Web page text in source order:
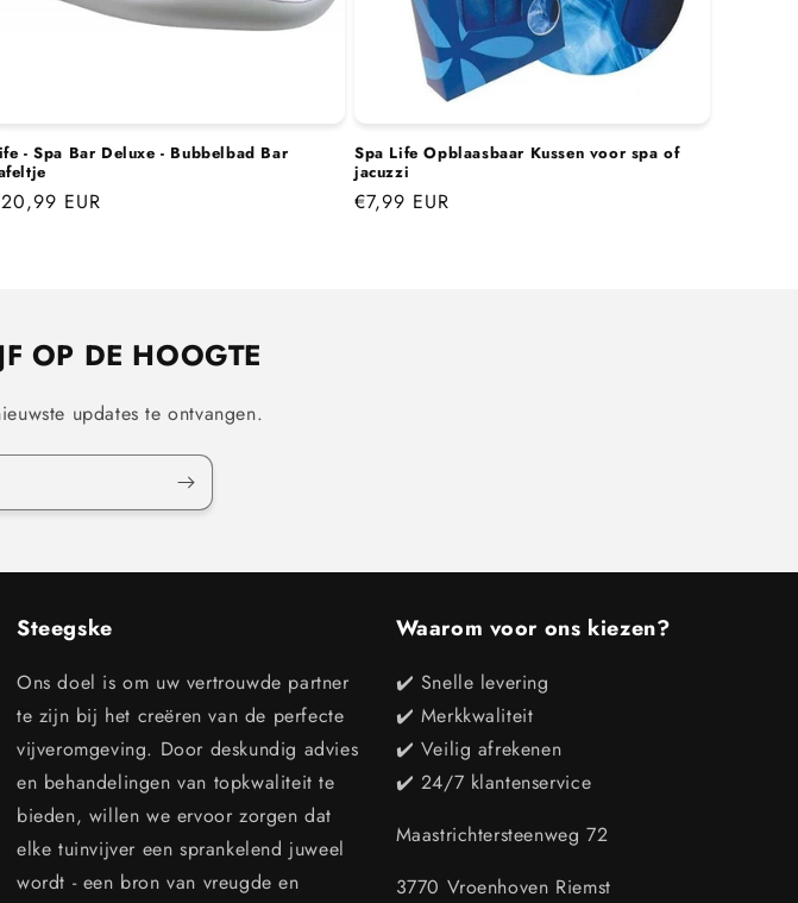
- Spa Bar Deluxe - Bubbelbad Bar
EUR
Spa Life Opblaasbaar Kussen voor spa of
jacuzzi
Normale
€7,99 EUR
OP DE HOOGTE
updates te ontvangen.
Steegske
Ons doel is om uw vertrouwde partner
te zijn bij het creëren van de perfecte
vijveromgeving. Door deskundig advies
en behandelingen van topkwaliteit te
bieden, willen we ervoor zorgen dat
elke tuinvijver een sprankelend juweel
wordt - een bron van vreugde en
Waarom voor ons kiezen?
✔️ Snelle levering
✔️ Merkkwaliteit
✔️ Veilig afrekenen
✔️ 24/7 klantenservice
Maastrichtersteenweg 72
3770 Vroenhoven Riemst